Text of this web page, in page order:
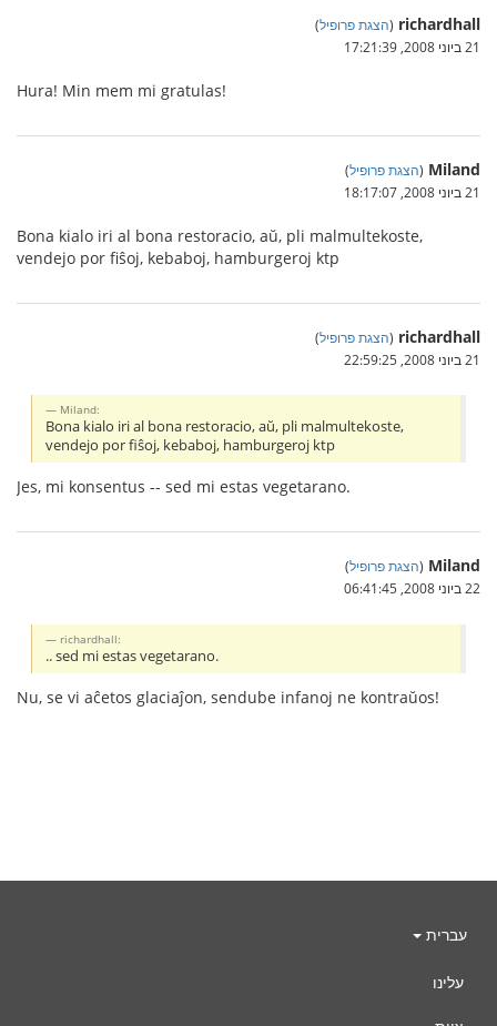
richardhall
(הצגת פרופיל)
21 ביוני 2008, 17:21:39
Hura! Min mem mi gratulas!
Miland
(הצגת פרופיל)
21 ביוני 2008, 18:17:07
Bona kialo iri al bona restoracio, aŭ, pli malmultekoste,
vendejo por fiŝoj, kebaboj, hamburgeroj ktp
richardhall
(הצגת פרופיל)
21 ביוני 2008, 22:59:25
Miland:
Bona kialo iri al bona restoracio, aŭ, pli malmultekoste,
vendejo por fiŝoj, kebaboj, hamburgeroj ktp
Jes, mi konsentus -- sed mi estas vegetarano.
Miland
(הצגת פרופיל)
22 ביוני 2008, 06:41:45
richardhall:
.. sed mi estas vegetarano.
Nu, se vi aĉetos glaciaĵon, sendube infanoj ne kontraŭos!
עברית
עלינו